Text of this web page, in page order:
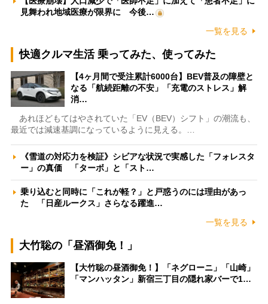
見舞われ地域医療が限界に 今後…
一覧を見る
快適クルマ生活 乗ってみた、使ってみた
【4ヶ月間で受注累計6000台】BEV普及の障壁と
なる「航続距離の不安」「充電のストレス」解
消…
あれほどもてはやされていた「EV（BEV）シフト」の潮流も、
最近では減速基調になっているように見える。…
《雪道の対応力を検証》シビアな状況で実感した「フォレスタ
ー」の真価 「ターボ」と「スト…
乗り込むと同時に「これが軽？」と戸惑うのには理由があっ
た 「日産ルークス」さらなる躍進…
一覧を見る
大竹聡の「昼酒御免！」
【大竹聡の昼酒御免！】「ネグローニ」「山崎」
「マンハッタン」新宿三丁目の隠れ家バーで1…